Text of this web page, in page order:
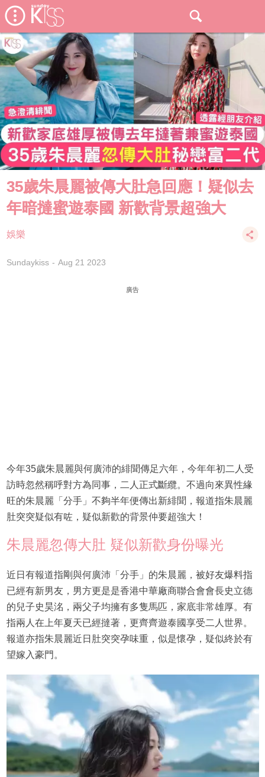
35歲朱晨麗被傳大肚急回應！疑似去
年暗撻蜜遊泰國 新歡背景超強大
娛樂
Sundaykiss Aug 21 2023
廣告
今年35歲朱晨麗與何廣沛的緋聞傳足六年，今年年初二人受
訪時忽然稱呼對方為同事，二人正式斷纜。不過向來異性緣
旺的朱晨麗「分手」不夠半年便傳出新緋聞，報道指朱晨麗
肚突突疑似有咗，疑似新歡的背景仲要超強大！
朱晨麗忽傳大肚 疑似新歡身份曝光
近日有報道指剛與何廣沛「分手」的朱晨麗，被好友爆料指
已經有新男友，男方更是是香港中華廠商聯合會會長史立德
的兒子史昊洺，兩父子均擁有多隻馬匹，家底非常雄厚。有
指兩人在上年夏天已經撻著，更齊齊遊泰國享受二人世界。
報道亦指朱晨麗近日肚突突孕味重，似是懷孕，疑似終於有
望嫁入豪門。